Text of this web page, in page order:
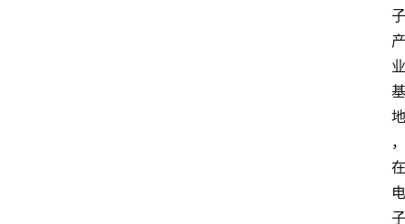
子
产
业
基
地
，
在
电
子